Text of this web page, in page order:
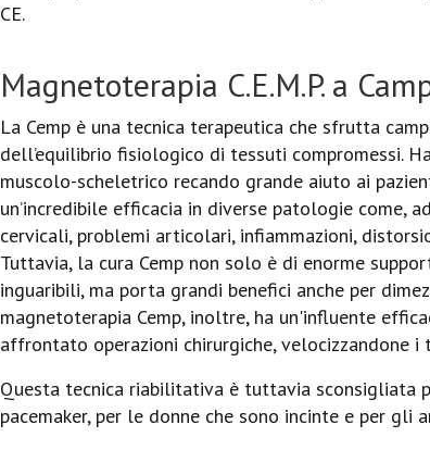
CE.
Magnetoterapia C.E.M.P. a
La Cemp è una tecnica terapeutica che sfrutta
dell’equilibrio fisiologico di tessuti compromessi.
muscolo-scheletrico recando grande aiuto ai
un’incredibile efficacia in diverse patologie come,
cervicali, problemi articolari, infiammazioni,
Tuttavia, la cura Cemp non solo è di enorme
inguaribili, ma porta grandi benefici anche per
magnetoterapia Cemp, inoltre, ha un'influente
affrontato operazioni chirurgiche, velocizzandone i
Questa tecnica riabilitativa è tuttavia sconsigliata
pacemaker, per le donne che sono incinte e per gli